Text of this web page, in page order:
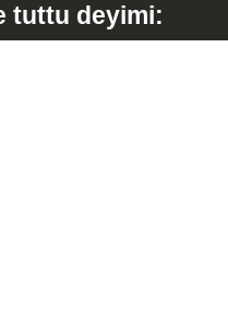
tuttu deyimi: